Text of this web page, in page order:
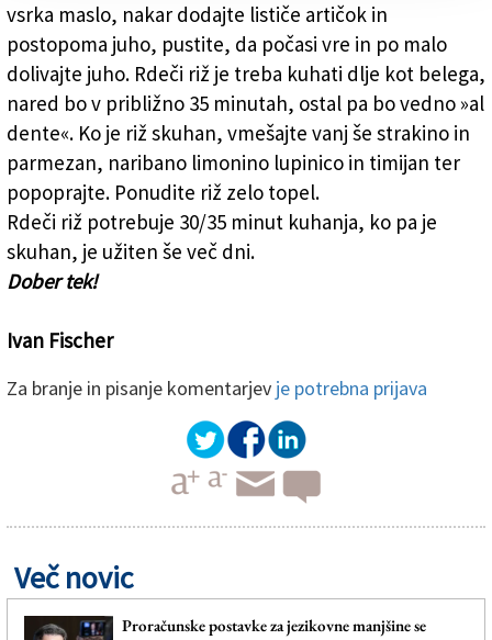
vsrka maslo, nakar dodajte lističe artičok in
postopoma juho, pustite, da počasi vre in po malo
dolivajte juho. Rdeči riž je treba kuhati dlje kot belega,
nared bo v približno 35 minutah, ostal pa bo vedno »al
dente«. Ko je riž skuhan, vmešajte vanj še strakino in
parmezan, naribano limonino lupinico in timijan ter
popoprajte. Ponudite riž zelo topel.
Rdeči riž potrebuje 30/35 minut kuhanja, ko pa je
skuhan, je užiten še več dni.
Dober tek!
Ivan Fischer
Za branje in pisanje komentarjev je potrebna prijava
Več novic
Proračunske postavke za jezikovne manjšine se